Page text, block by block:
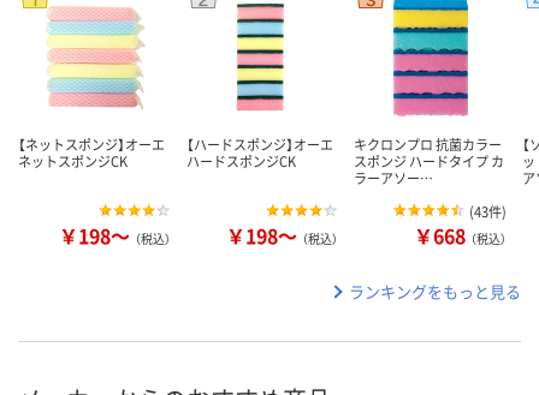
【ネットスポンジ】オーエ
ネットスポンジCK
￥198～ （税込）
【ハードスポンジ】オーエ
ハードスポンジCK
￥198～ （税込）
キクロンプロ 抗菌カラー
スポンジ ハードタイプ カ
ラーアソー…
(43件)
￥668 （税込）
ランキングをもっと見る